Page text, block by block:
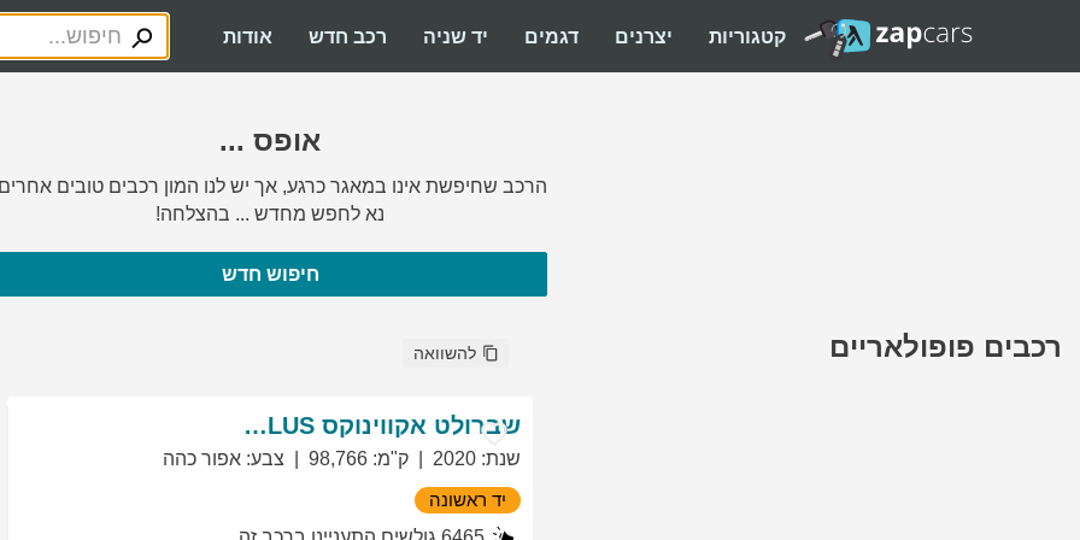
קטגוריות יצרנים דגמים יד שניה רכב חדש אודות
אופס ...
הרכב שחיפשת אינו במאגר כרגע, אך יש לנו המון רכבים טובים
נא לחפש מחדש ... בהצלחה!
חיפוש חדש
רכבים פופולאריים להשוואה
שברולט אקווינוקס LT PLUS
שנת:
2020 ק"מ:
98,766 צבע: אפור כהה
יד ראשונה